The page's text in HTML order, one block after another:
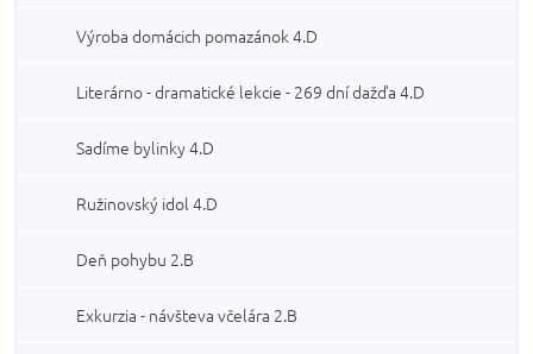
Výroba domácich pomazánok 4.D
Literárno - dramatické lekcie - 269 dní dažďa 4.D
Sadíme bylinky 4.D
Ružinovský idol 4.D
Deň pohybu 2.B
Exkurzia - návšteva včelára 2.B